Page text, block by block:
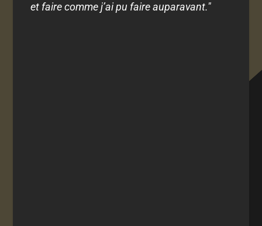
et faire comme j’ai pu faire auparavant."